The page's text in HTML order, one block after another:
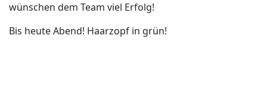
wünschen dem Team viel Erfolg!
Bis heute Abend! Haarzopf in grün!